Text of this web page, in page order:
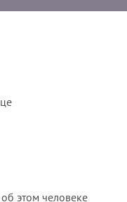
этом человеке